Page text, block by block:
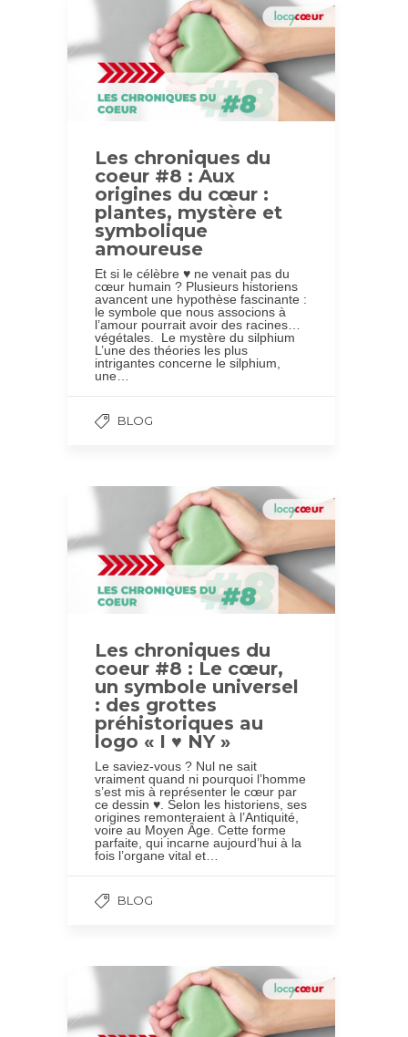
Les chroniques du
coeur #8 : Aux
origines du cœur :
plantes, mystère et
symbolique
amoureuse
Et si le célèbre ♥ ne venait pas du
cœur humain ? Plusieurs historiens
avancent une hypothèse fascinante :
le symbole que nous associons à
l’amour pourrait avoir des racines…
végétales. Le mystère du silphium
L’une des théories les plus
intrigantes concerne le silphium,
une…
BLOG
Les chroniques du
coeur #8 : Le cœur,
un symbole universel
: des grottes
préhistoriques au
logo « I ♥ NY »
Le saviez-vous ? Nul ne sait
vraiment quand ni pourquoi l’homme
s’est mis à représenter le cœur par
ce dessin ♥. Selon les historiens, ses
origines remonteraient à l’Antiquité,
voire au Moyen Âge. Cette forme
parfaite, qui incarne aujourd’hui à la
fois l’organe vital et…
BLOG